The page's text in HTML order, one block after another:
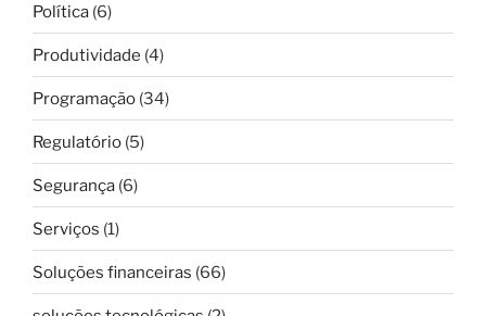
Política (6)
Produtividade (4)
Programação (34)
Regulatório (5)
Segurança (6)
Serviços (1)
Soluções financeiras (66)